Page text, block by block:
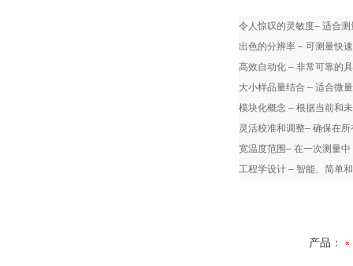
令人惊叹的灵敏度– 适合
出色的分辨率 – 可测量快
高效自动化 – 非常可靠的
大小样品量结合 – 适合微
模块化概念 – 根据当前和
灵活校准和调整– 确保在
宽温度范围– 在一次测量
工程学设计 – 智能、简单
产品：